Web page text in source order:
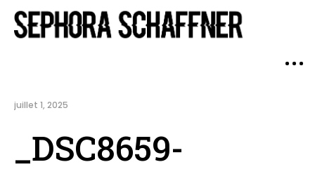
juillet 1, 2025
_DSC8659-